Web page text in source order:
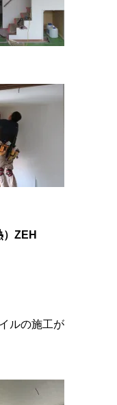
ZEH
ルの施工が